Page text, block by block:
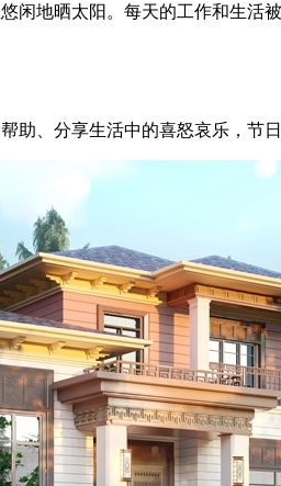
晒太阳。每天的工作和生活被
分享生活中的喜怒哀乐，节